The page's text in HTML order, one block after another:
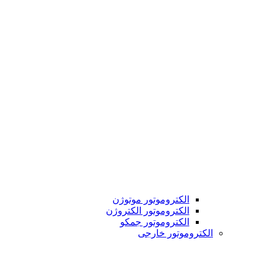
الکتروموتور موتوژن
الکتروموتور الکتروژن
الکتروموتور جمکو
الکتروموتور خارجی